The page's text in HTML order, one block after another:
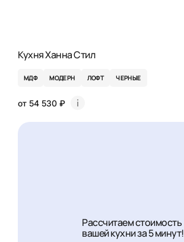
Кухня Ханна Стил
МДФ МОДЕРН ЛОФТ ЧЕРНЫЕ
от 54 530 ₽
Рассчитаем стоимость
вашей кухни за 5 минут!